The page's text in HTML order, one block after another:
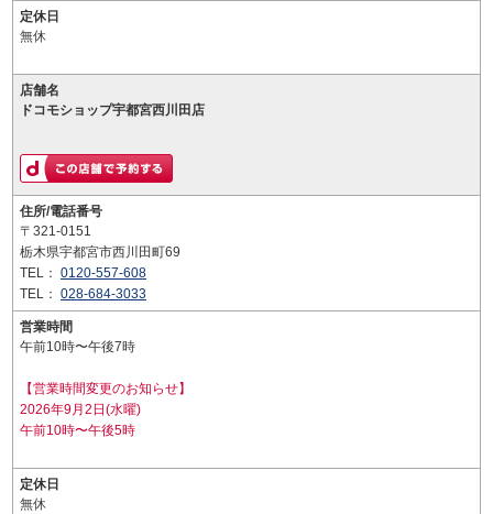
定休日
無休
店舗名
ドコモショップ宇都宮西川田店
住所/電話番号
〒321-0151
栃木県宇都宮市西川田町69
TEL： 0120-557-608
TEL： 028-684-3033
営業時間
午前10時〜午後7時
【営業時間変更のお知らせ】
2026年9月2日(水曜)
午前10時〜午後5時
定休日
無休